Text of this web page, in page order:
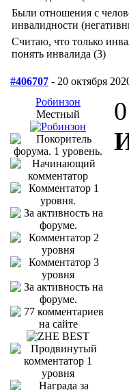
Были отношения с
инвалидности
Считаю, что только
понять инвалида (3)
#406707 - 20 октября
Робинзон
Местный
0